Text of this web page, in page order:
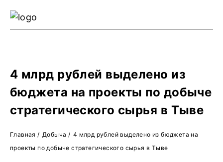
4 млрд рублей выделено из
бюджета на проекты по добыче
стратегического сырья в Тыве
Главная / Добыча / 4 млрд рублей выделено из бюджета на
проекты по добыче стратегического сырья в Тыве